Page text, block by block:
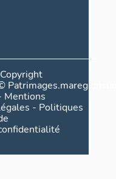
Copyright
Mentions
- Politiques